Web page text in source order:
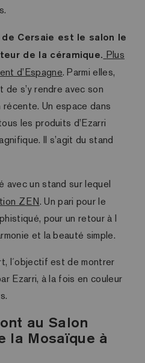
Cersaie est le salon le
de la céramique. Plus
d’Espagne. Parmi elles,
s’y rendre avec son
Un espace dans
les produits d’Ezarri
Il s’agit du stand
avec un stand sur lequel
ZEN. Un pari pour le
pour un retour à l
et la beauté simple.
l´objectif est de montrer
Ezarri, à la fois en couleur
au Salon
la Mosaïque à